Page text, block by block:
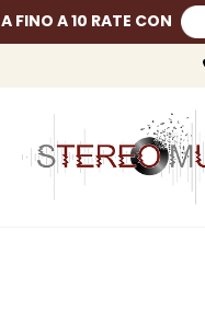
FINO A 10 RATE CON